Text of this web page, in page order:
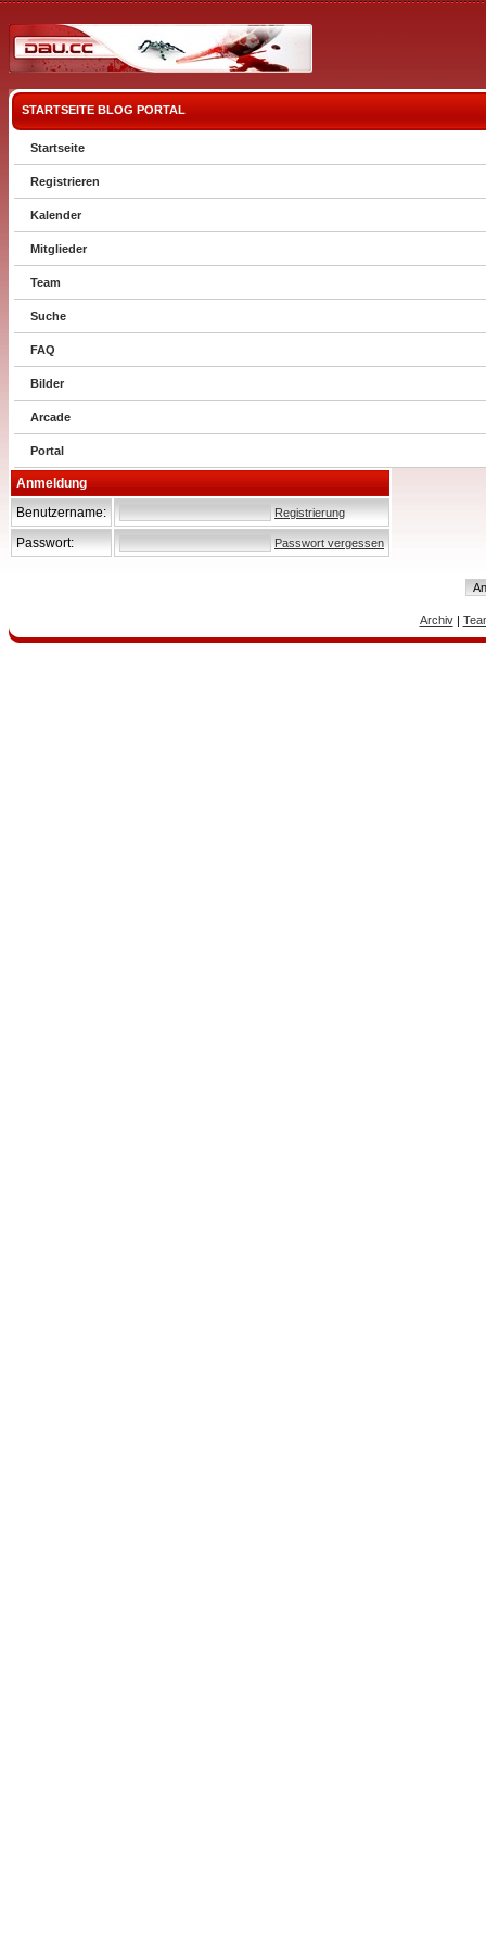
STARTSEITE BLOG PORTAL
Startseite
Registrieren
Kalender
Mitglieder
Team
Suche
FAQ
Bilder
Arcade
Portal
Anmeldung
Benutzername:
Registrierung
Passwort: Passwort vergessen
Archiv|